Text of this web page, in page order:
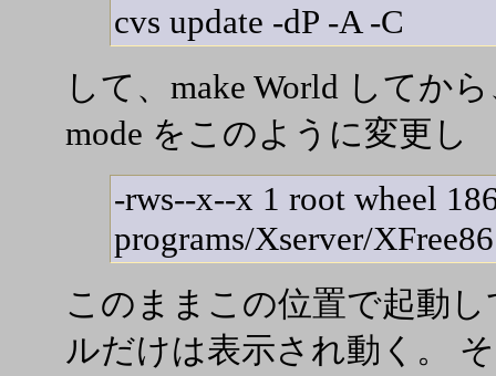
cvs update -dP -A -C
して、make World してか
mode をこのように変更し
-rws--x--x 1 root wheel
programs/Xserver/XFree86
このままこの位置で起動
ルだけは表示され動く。